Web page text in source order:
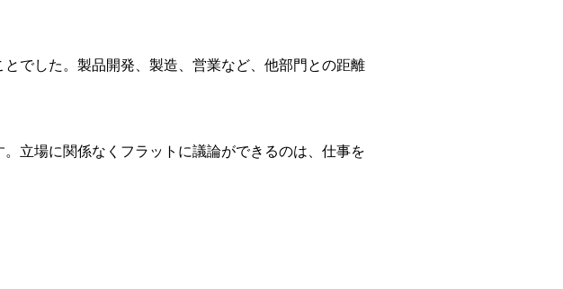
でした。製品開発、製造、営業など、他部門との距離
立場に関係なくフラットに議論ができるのは、仕事を